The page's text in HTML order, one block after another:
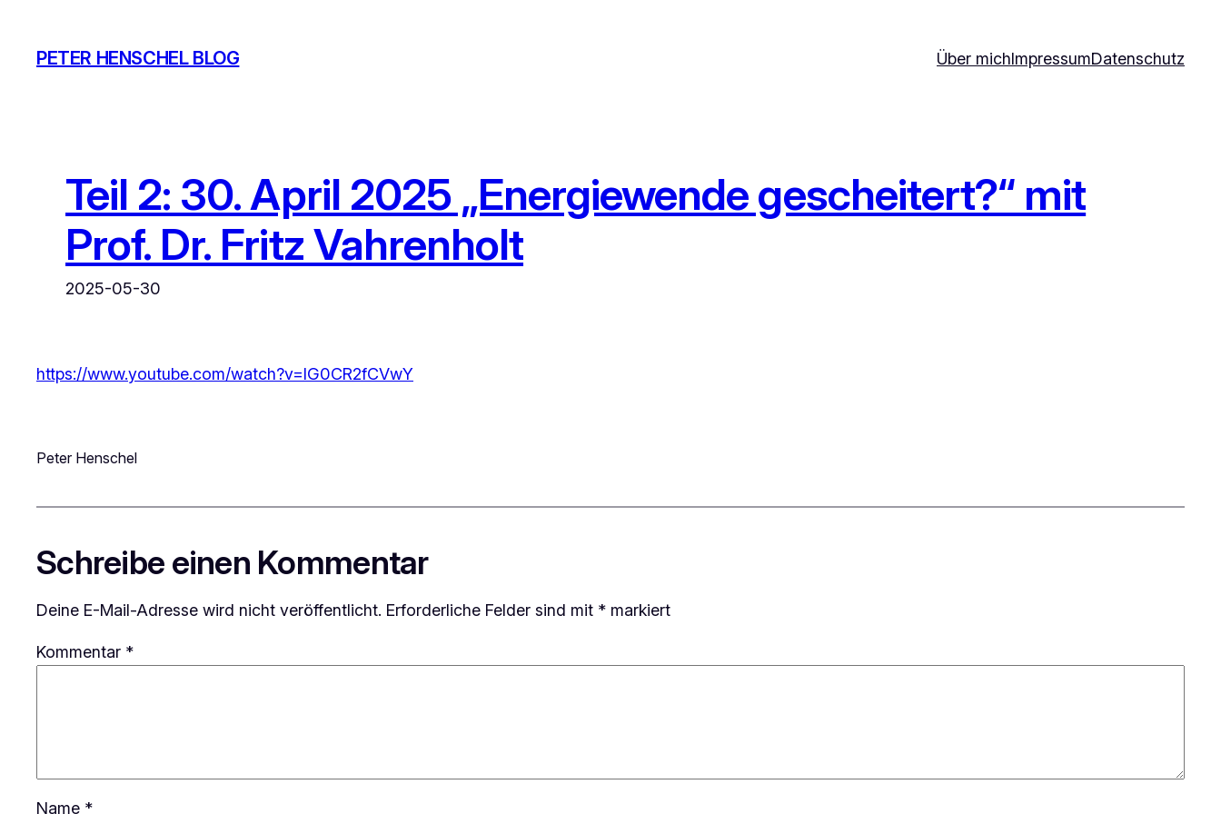
springen
PETER HENSCHEL BLOG Über michImpressumDatenschutz
Teil 2: 30. April 2025 „Energiewende gescheitert?“ mit
Prof. Dr. Fritz Vahrenholt
2025-05-30
https://www.youtube.com/watch?v=lG0CR2fCVwY
Peter Henschel
Schreibe einen Kommentar
Deine E-Mail-Adresse wird nicht veröffentlicht. Erforderliche Felder sind mit * markiert
Kommentar *
Name *